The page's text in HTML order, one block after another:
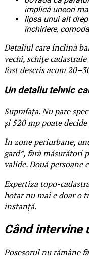
implică uneori
lipsa unui alt
închiriere,
Detaliul care înclină
vechi, schițe
fost descris acum
Un detaliu tehnic
Suprafața. Nu pare
și 520 mp poate
În zone periurbane,
gard”, fără măsurători
valide. Două persoane
Expertiza topo-
hotar nu mai e doar o
instanță.
Când intervine
Posesorul nu rămâne